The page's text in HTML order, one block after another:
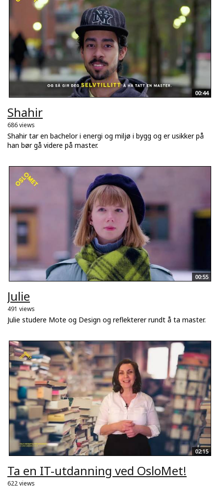
00:44
Shahir
686 views
Shahir tar en bachelor i energi og miljø i bygg og er usikker på
han bør gå videre på master.
00:55
Julie
491 views
Julie studere Mote og Design og reflekterer rundt å ta master.
02:15
Ta en IT-utdanning ved OsloMet!
622 views